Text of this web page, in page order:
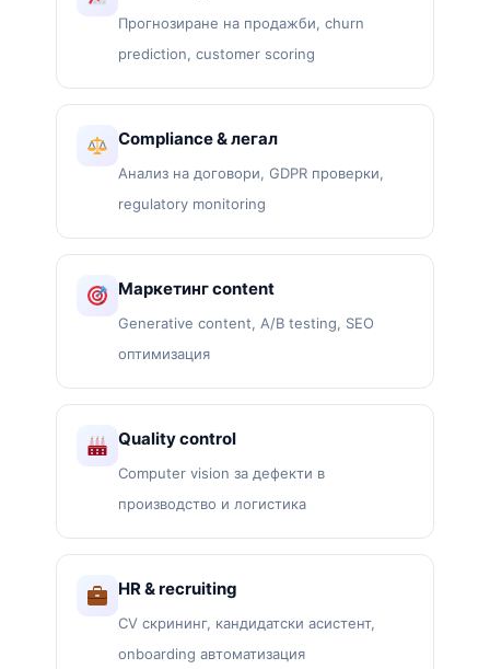
Прогнозиране на продажби, churn
prediction, customer scoring
Compliance & легал
Анализ на договори, GDPR проверки,
regulatory monitoring
Маркетинг content
Generative content, A/B testing, SEO
оптимизация
Quality control
Computer vision за дефекти в
производство и логистика
HR & recruiting
CV скрининг, кандидатски асистент,
onboarding автоматизация